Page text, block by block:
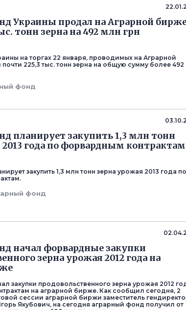
Украины продал на Аграрной
тонн зерна на 492 млн грн
на торгах 22 января, проводимых на Аграрной
225,3 тыс. тонн зерна на общую сумму более 492
фонд
планирует закупить 1,3 млн тонн
2013 года по форвардным контрактам
закупить 1,3 млн тонн зерна урожая 2013 года по
фонд
начал форвардные закупки
зерна урожая 2012 года на
закупки продовольственного зерна урожая 2012
на аграрной бирже. Как сообщил сегодня, 2
сессии аграрной биржи заместитель
Якубович, на сегодня аграрный фонд получил от